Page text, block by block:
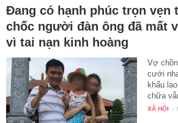
Đang có hạnh phúc trọn vẹn
chốc người đàn ông đã mất
vì tai nạn kinh hoàng
Vợ
cưới
khẩu
chữa
quyết…
XÃ HỘI -